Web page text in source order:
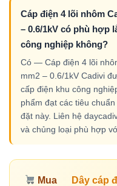
Cáp điện 4 lõi nhôm
– 0.6/1kV có phù hợp
công nghiệp không?
Có — Cáp điện 4 lõi
mm2 – 0.6/1kV Cadivi
cấp điện khu công
phẩm đạt các tiêu
đặt này. Liên hệ
và chủng loại phù hợp
Mua Dây cáp